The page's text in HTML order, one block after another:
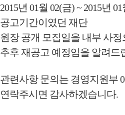
2015년 01월 02(금) ~ 2015년
공고기간이였던 재단
원장 공개 모집일을 내부 사
추후재공고 예정임을 알려드
관련사항 문의는 경영지원부
연락주시면 감사하겠습니다.